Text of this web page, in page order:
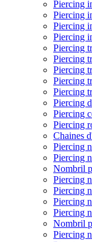
Piercing
Piercing
Piercing
Piercing
Piercing
Piercing
Piercing
Piercing
Piercing
Piercing
Piercing
Piercing
Chaines
Piercing
Piercing
Nombril
Piercing
Piercing
Piercing
Piercing
Nombril
Piercing